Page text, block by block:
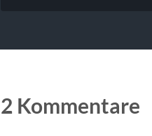
2 Kommentare